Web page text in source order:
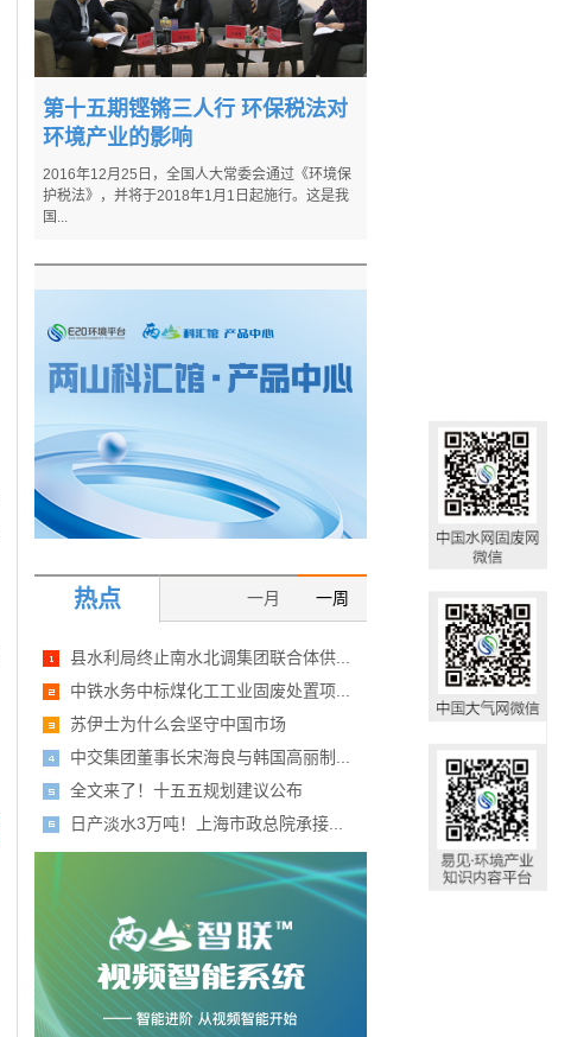
第十五期铿锵三人行 环保税法对
环境产业的影响
2016年12月25日，全国人大常委会通过《环境保
护税法》，并将于2018年1月1日起施行。这是我
国...
热点 一周
一月
县水利局终止南水北调集团联合体供...
中铁水务中标煤化工工业固废处置项...
苏伊士为什么会坚守中国市场
中交集团董事长宋海良与韩国高丽制...
全文来了！十五五规划建议公布
日产淡水3万吨！上海市政总院承接...